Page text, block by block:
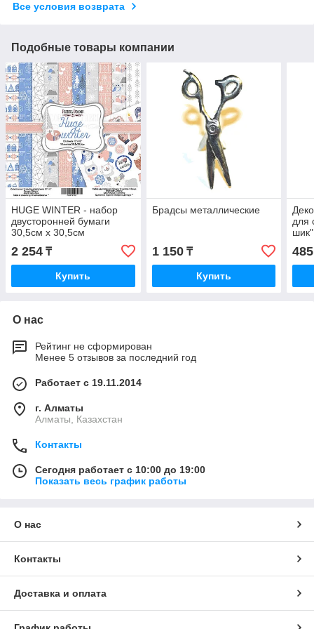
Все условия возврата
Подобные товары компании
HUGE WINTER - набор
двусторонней бумаги
30,5см х 30,5см
2 254 ₸
Купить
Брадсы металлические
1 150₸
Купить
для
485
О нас
Рейтинг не сформирован
Менее 5 отзывов за последний год
Работает с 19.11.2014
г. Алматы
Алматы, Казахстан
Контакты
Сегодня работает с 10:00 до 19:00
Показать весь график работы
О нас
Контакты
Доставка и оплата